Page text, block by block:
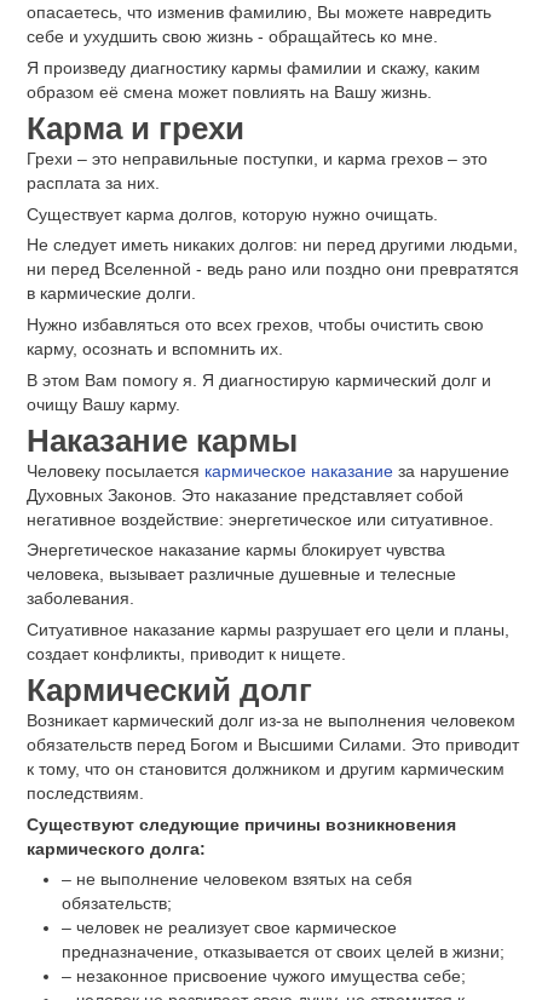
опасаетесь, что изменив фамилию, Вы можете навредить
себе и ухудшить свою жизнь - обращайтесь ко мне.
Я произведу диагностику кармы фамилии и скажу, каким
образом её смена может повлиять на Вашу жизнь.
Карма и грехи
Грехи ‒ это неправильные поступки, и карма грехов ‒ это
расплата за них.
Существует карма долгов, которую нужно очищать.
Не следует иметь никаких долгов: ни перед другими людьми,
ни перед Вселенной - ведь рано или поздно они превратятся
в кармические долги.
Нужно избавляться ото всех грехов, чтобы очистить свою
карму, осознать и вспомнить их.
В этом Вам помогу я. Я диагностирую кармический долг и
очищу Вашу карму.
Наказание кармы
Человеку посылается кармическое наказание за нарушение
Духовных Законов. Это наказание представляет собой
негативное воздействие: энергетическое или ситуативное.
Энергетическое наказание кармы блокирует чувства
человека, вызывает различные душевные и телесные
заболевания.
Ситуативное наказание кармы разрушает его цели и планы,
создает конфликты, приводит к нищете.
Кармический долг
Возникает кармический долг из-за не выполнения человеком
обязательств перед Богом и Высшими Силами. Это приводит
к тому, что он становится должником и другим кармическим
последствиям.
Существуют следующие причины возникновения
кармического долга:
‒ не выполнение человеком взятых на себя
обязательств;
‒ человек не реализует свое кармическое
предназначение, отказывается от своих целей в жизни;
‒ незаконное присвоение чужого имущества себе;